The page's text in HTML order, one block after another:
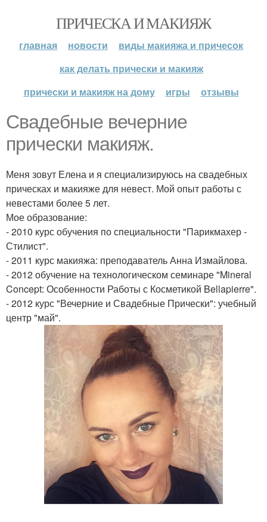
ПРИЧЕСКА И МАКИЯЖ
главная новости
виды макияжа и причесок
как делать прически и макияж
прически и макияж на дому
игры отзывы
Свадебные вечерние
прически макияж.
Меня зовут Елена и я специализируюсь на свадебных
прическах и макияже для невест. Мой опыт работы с
невестами более 5 лет.
Мое образование:
- 2010 курс обучения по специальности "Парикмахер -
Стилист".
- 2011 курс макияжа: преподаватель Анна Измайлова.
- 2012 обучение на технологическом семинаре "Mineral
Concept: Особенности Работы с Косметикой Bellapierre".
- 2012 курс "Вечерние и Свадебные Прически": учебный
центр "май".